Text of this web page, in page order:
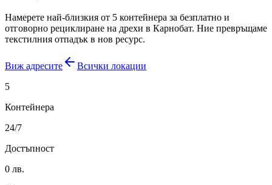
Намерете най-близкия от 5 контейнера за безплатно и
отговорно рециклиране на дрехи в Карнобат. Ние превръщаме
текстилния отпадък в нов ресурс.
Виж адресите
Всички локации
5
Контейнера
24/7
Достъпност
0 лв.